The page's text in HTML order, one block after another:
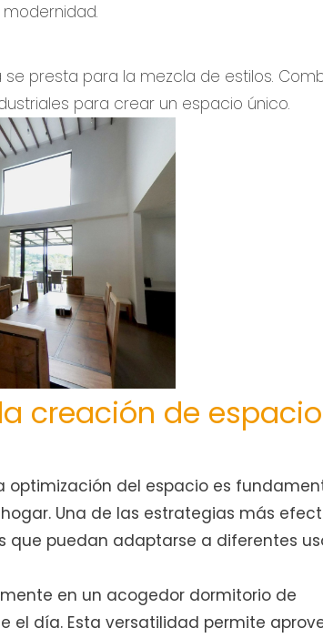
presta para la mezcla de estilos.
para crear un espacio único.
creación de
optimización del espacio es
Una de las estrategias más
que puedan adaptarse a diferentes
en un acogedor dormitorio de
el día. Esta versatilidad permite